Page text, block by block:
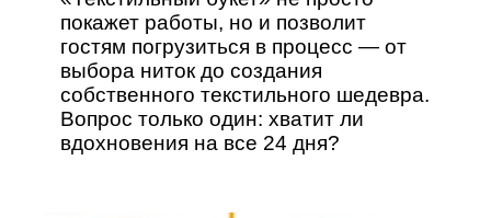
покажет работы, но и позволит
гостям погрузиться в процесс — от
выбора ниток до создания
собственного текстильного шедевра.
Вопрос только один: хватит ли
вдохновения на все 24 дня?